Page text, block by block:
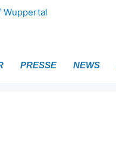
PRESSE NEWS